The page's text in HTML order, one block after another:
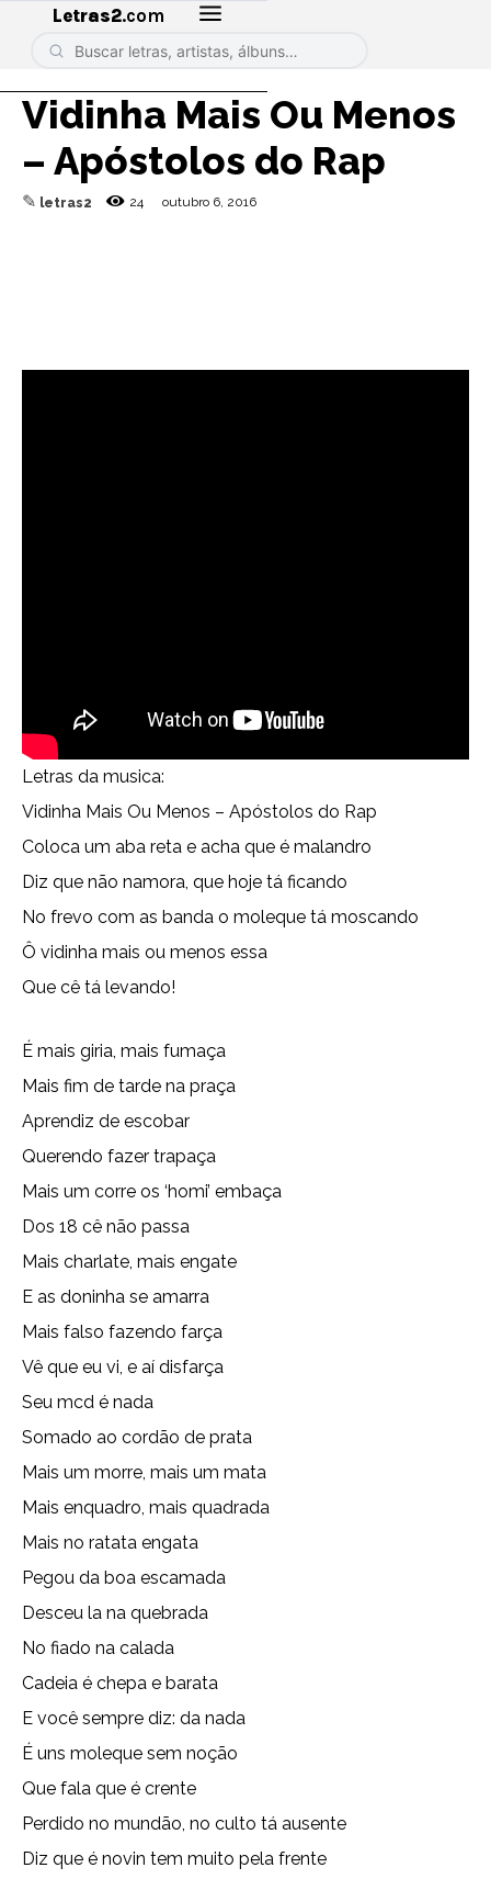
Letras2.com
Vidinha Mais Ou Menos
– Apóstolos do Rap
✎ letras2 24 outubro 6, 2016
Letras da musica:
Vidinha Mais Ou Menos – Apóstolos do Rap
Coloca um aba reta e acha que é malandro
Diz que não namora, que hoje tá ficando
No frevo com as banda o moleque tá moscando
Ô vidinha mais ou menos essa
Que cê tá levando!
É mais giria, mais fumaça
Mais fim de tarde na praça
Aprendiz de escobar
Querendo fazer trapaça
Mais um corre os ‘homi’ embaça
Dos 18 cê não passa
Mais charlate, mais engate
E as doninha se amarra
Mais falso fazendo farça
Vê que eu vi, e aí disfarça
Seu mcd é nada
Somado ao cordão de prata
Mais um morre, mais um mata
Mais enquadro, mais quadrada
Mais no ratata engata
Pegou da boa escamada
Desceu la na quebrada
No fiado na calada
Cadeia é chepa e barata
E você sempre diz: da nada
É uns moleque sem noção
Que fala que é crente
Perdido no mundão, no culto tá ausente
Diz que é novin tem muito pela frente